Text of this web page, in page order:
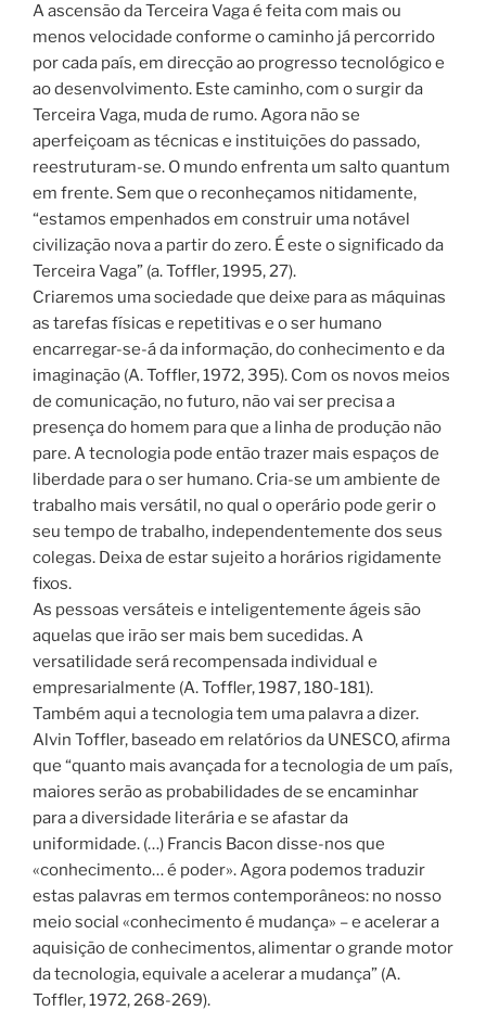
A ascensão da Terceira Vaga é feita com mais ou
menos velocidade conforme o caminho já percorrido
por cada país, em direcção ao progresso tecnológico e
ao desenvolvimento. Este caminho, com o surgir da
Terceira Vaga, muda de rumo. Agora não se
aperfeiçoam as técnicas e instituições do passado,
reestruturam-se. O mundo enfrenta um salto quantum
em frente. Sem que o reconheçamos nitidamente,
“estamos empenhados em construir uma notável
civilização nova a partir do zero. É este o significado da
Terceira Vaga” (a. Toffler, 1995, 27).
Criaremos uma sociedade que deixe para as máquinas
as tarefas físicas e repetitivas e o ser humano
encarregar-se-á da informação, do conhecimento e da
imaginação (A. Toffler, 1972, 395). Com os novos meios
de comunicação, no futuro, não vai ser precisa a
presença do homem para que a linha de produção não
pare. A tecnologia pode então trazer mais espaços de
liberdade para o ser humano. Cria-se um ambiente de
trabalho mais versátil, no qual o operário pode gerir o
seu tempo de trabalho, independentemente dos seus
colegas. Deixa de estar sujeito a horários rigidamente
fixos.
As pessoas versáteis e inteligentemente ágeis são
aquelas que irão ser mais bem sucedidas. A
versatilidade será recompensada individual e
empresarialmente (A. Toffler, 1987, 180-181).
Também aqui a tecnologia tem uma palavra a dizer.
Alvin Toffler, baseado em relatórios da UNESCO, afirma
que “quanto mais avançada for a tecnologia de um país,
maiores serão as probabilidades de se encaminhar
para a diversidade literária e se afastar da
uniformidade. (…) Francis Bacon disse-nos que
«conhecimento… é poder». Agora podemos traduzir
estas palavras em termos contemporâneos: no nosso
meio social «conhecimento é mudança» – e acelerar a
aquisição de conhecimentos, alimentar o grande motor
da tecnologia, equivale a acelerar a mudança” (A.
Toffler, 1972, 268-269).